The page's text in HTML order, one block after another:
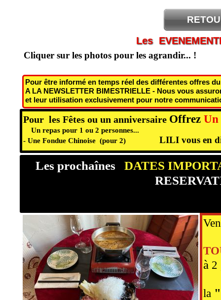
Pour les Fêtes ou un anniversaire Offrez Un
Un repas pour 1 ou 2 personnes...
- Une Fondue Chinoise (pour 2) LILI vous en
à 2
la
Les prochaînes DATES
Cliquer sur les photos pour les agrandir... !
Pour être informé en temps réel des différentes offres
A LA NEWSLETTER BIMESTRIELLE - Nous vous
et leur utilisation exclusivement pour notre
Les